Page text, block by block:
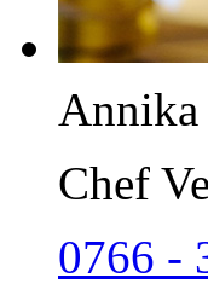
Annika
Chef
0766 -